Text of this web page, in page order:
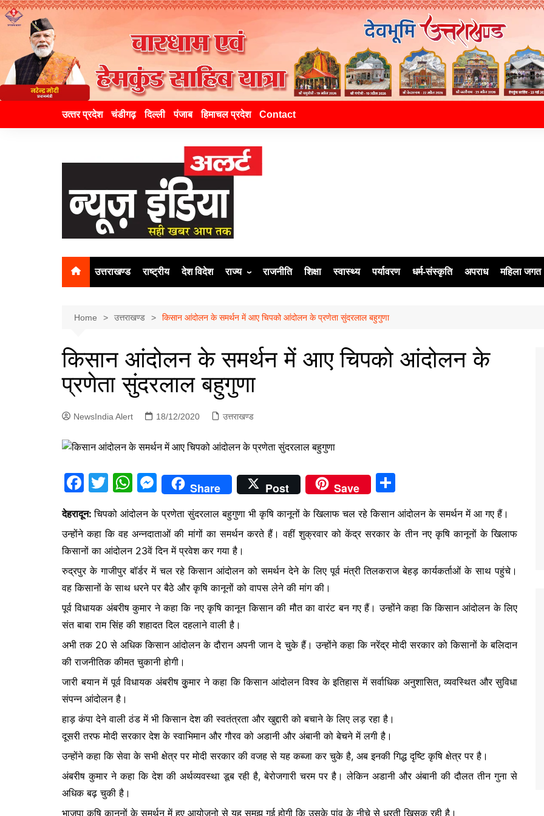
उत्‍तर प्रदेश चंडीगढ़ दिल्ली पंजाब हिमाचल प्रदेश Contact
उत्तराखण्ड राष्ट्रीय देश विदेश राज्य
दिल्ली
पंजाब
चंडीगढ़
राजनीति शिक्षा स्वास्थ्य पर्यावरण धर्म-संस्कृति अपराध महिला जगत
Home उत्तराखण्ड किसान आंदोलन के समर्थन में आए चिपको आंदोलन के प्रणेता सुंदरलाल बहुगुणा
किसान आंदोलन के समर्थन में आए चिपको आंदोलन के
प्रणेता सुंदरलाल बहुगुणा
NewsIndia Alert 18/12/2020 उत्तराखण्ड
F
c
e
b
o
o
k
T
w
itt
er
W
h
at
s
A
p
p
M
e
s
s
e
n
g
er
Share Post Save
ar
e
देहरादून:चिपको आंदोलन के प्रणेता सुंदरलाल बहुगुणा भी कृषि कानूनों के खिलाफ चल रहे किसान आंदोलन के समर्थन में आ गए हैं।
उन्होंने कहा कि वह अन्नदाताओं की मांगों का समर्थन करते हैं। वहीं शुक्रवार को केंद्र सरकार के तीन नए कृषि कानूनों के खिलाफ
किसानों का आंदोलन 23वें दिन में प्रवेश कर गया है।
रुद्रपुर के गाजीपुर बॉर्डर में चल रहे किसान आंदोलन को समर्थन देने के लिए पूर्व मंत्री तिलकराज बेहड़ कार्यकर्ताओं के साथ पहुंचे।
वह किसानों के साथ धरने पर बैठे और कृषि कानूनों को वापस लेने की मांग की।
पूर्व विधायक अंबरीष कुमार ने कहा कि नए कृषि कानून किसान की मौत का वारंट बन गए हैं। उन्होंने कहा कि किसान आंदोलन के लिए
संत बाबा राम सिंह की शहादत दिल दहलाने वाली है।
अभी तक 20 से अधिक किसान आंदोलन के दौरान अपनी जान दे चुके हैं। उन्होंने कहा कि नरेंद्र मोदी सरकार को किसानों के बलिदान
की राजनीतिक कीमत चुकानी होगी।
जारी बयान में पूर्व विधायक अंबरीष कुुमार ने कहा कि किसान आंदोलन विश्व के इतिहास में सर्वाधिक अनुशासित, व्यवस्थित और सुविधा
संपन्न आंदोलन है।
हाड़ कंपा देने वाली ठंड में भी किसान देश की स्वतंत्रता और खुद्दारी को बचाने के लिए लड़ रहा है।
दूसरी तरफ मोदी सरकार देश के स्वाभिमान और गौरव को अडानी और अंबानी को बेचने में लगी है।
उन्होंने कहा कि सेवा के सभी क्षेत्र पर मोदी सरकार की वजह से यह कब्जा कर चुके है, अब इनकी गिद्ध दृष्टि कृषि क्षेत्र पर है।
अंबरीष कुमार ने कहा कि देश की अर्थव्यवस्था डूब रही है, बेरोजगारी चरम पर है। लेकिन अडानी और अंबानी की दौलत तीन गुना से
अधिक बढ़ चुकी है।
भाजपा कृषि कानूनों के समर्थन में हुए आयोजनो से यह समझ गई होगी कि उसके पांव के नीचे से धरती खिसक रही है।